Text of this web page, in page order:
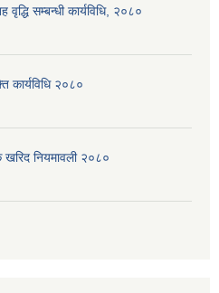
वृद्धि सम्बन्धी कार्यविधि, २०८०
कार्यविधि २०८०
खरिद नियमावली २०८०